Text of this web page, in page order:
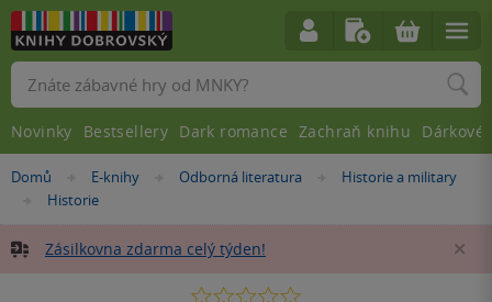
Nacházíte
Domů »E-knihy »
Odborná literatura »Historie a military
»Historie
Zásilkovna zdarma celý týden!
0.0
Vyhledávání
Novinky Bestsellery Dark romance Zachraň knihu Dárkové